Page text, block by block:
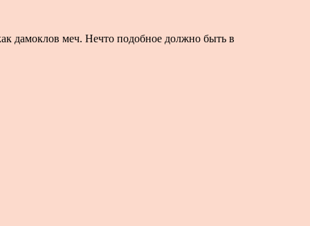
дамоклов меч. Нечто подобное должно быть в